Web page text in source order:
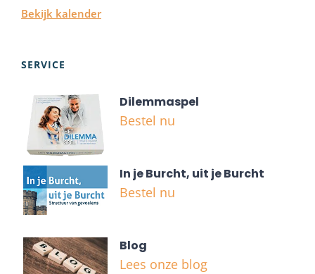
Bekijk kalender
SERVICE
Dilemmaspel
Bestel nu
In je Burcht, uit je Burcht
Bestel nu
Blog
Lees onze blog